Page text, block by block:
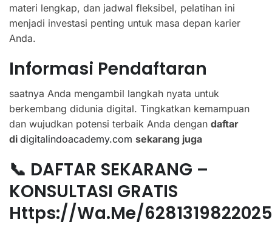
materi lengkap, dan jadwal fleksibel, pelatihan ini
menjadi investasi penting untuk masa depan karier
Anda.
Informasi Pendaftaran
saatnya Anda mengambil langkah nyata untuk
berkembang didunia digital. Tingkatkan kemampuan
dan wujudkan potensi terbaik Anda dengan daftar
di digitalindoacademy.com sekarang juga
📞 DAFTAR SEKARANG –
KONSULTASI GRATIS
Https://wa.me/6281319822025